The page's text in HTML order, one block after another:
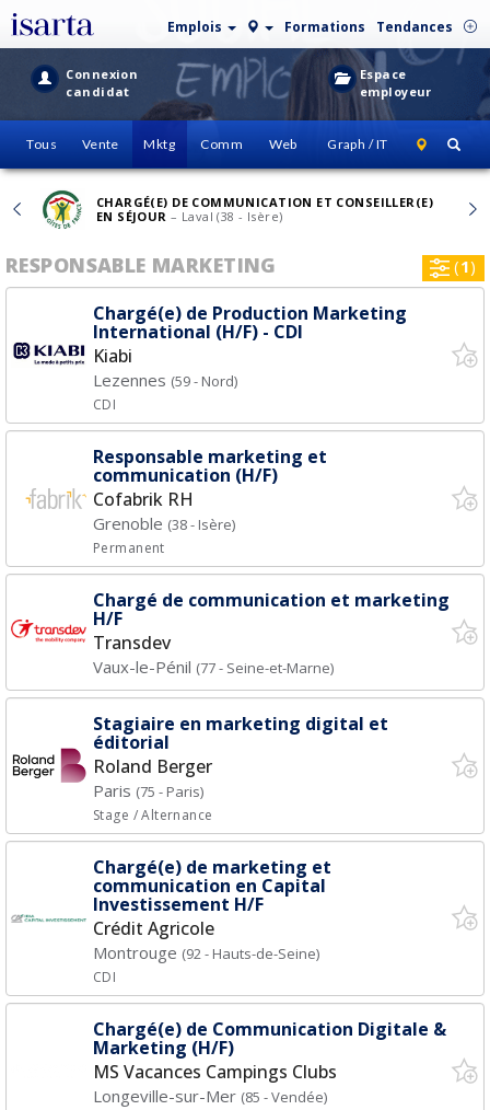
Emplois Formations Tendances
Connexion
candidat
Espace
employeur
Tous Vente Mktg Comm Web Graph / IT
CHARGÉ(E) DE COMMUNICATION ET CONSEILLER(E)
EN SÉJOUR– Laval (38 - Isère)
RESPONSABLE MARKETING (1)
Chargé(e) de Production Marketing
International (H/F) - CDI
Kiabi
Lezennes (59 - Nord)
CDI
Responsable marketing et
communication (H/F)
Cofabrik RH
Grenoble (38 - Isère)
Permanent
Chargé de communication et marketing
H/F
Transdev
Vaux-le-Pénil (77 - Seine-et-Marne)
Stagiaire en marketing digital et
éditorial
Roland Berger
Paris (75 - Paris)
Stage / Alternance
Chargé(e) de marketing et
communication en Capital
Investissement H/F
Crédit Agricole
Montrouge (92 - Hauts-de-Seine)
CDI
Chargé(e) de Communication Digitale &
Marketing (H/F)
MS Vacances Campings Clubs
Longeville-sur-Mer (85 - Vendée)